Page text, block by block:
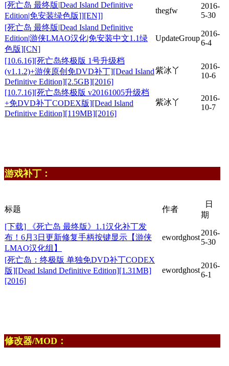
[死亡岛 最终版|Dead Island Definitive
Edition|免安装绿色版]][EN]]
thegfw
2016-
5-30
[死亡岛 最终版|Dead Island Definitive
Edition|游侠LMAO汉化|免安装中文1.1绿
色版][CN]
UpdateGroup
2016-
6-4
[10.6.16][死亡岛终极版 1号升级档
(v1.1.2)+游侠原创免DVD补丁][Dead Island
Definitive Edition][2.5GB][2016]
紫冰丫
2016-
10-6
[10.7.16][死亡岛终极版 v20161005升级档
+免DVD补丁CODEX版][Dead Island
Definitive Edition][119MB][2016]
紫冰丫
2016-
10-7
游戏补丁：
标题 作者
日
期
[下载] 《死亡岛 最终版》1.1汉化补丁发
布！6月3日更新修复手柄按键显示【游侠
LMAO汉化组】
ewordghost
2016-
5-30
[死亡岛：终极版 单独免DVD补丁CODEX
版][Dead Island Definitive Edition][1.31MB]
[2016]
ewordghost
2016-
6-1
修改器/MOD：